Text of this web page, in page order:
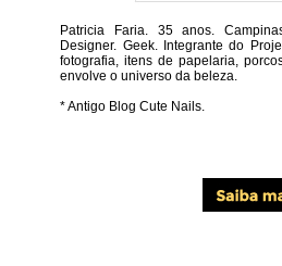
Patricia Faria. 35 anos.
Designer. Geek. Integrante do
fotografia, itens de papelaria,
envolve o universo da beleza.
* Antigo Blog Cute Nails.